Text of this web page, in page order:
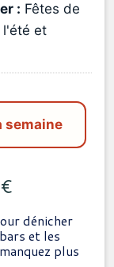
: Fêtes de
l'été et
semaine
dénicher
et les
plus